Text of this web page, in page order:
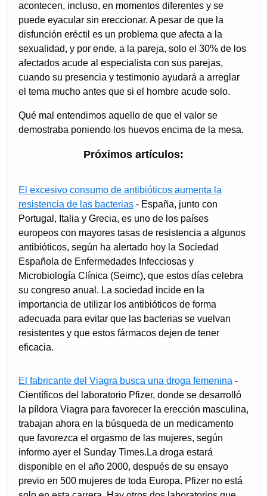
acontecen, incluso, en momentos diferentes y se
puede eyacular sin ereccionar. A pesar de que la
disfunción eréctil es un problema que afecta a la
sexualidad, y por ende, a la pareja, solo el 30% de los
afectados acude al especialista con sus parejas,
cuando su presencia y testimonio ayudará a arreglar
el tema mucho antes que si el hombre acude solo.
Qué mal entendimos aquello de que el valor se
demostraba poniendo los huevos encima de la mesa.
Próximos artículos:
El excesivo consumo de antibióticos aumenta la
resistencia de las bacterias - España, junto con
Portugal, Italia y Grecia, es uno de los países
europeos con mayores tasas de resistencia a algunos
antibióticos, según ha alertado hoy la Sociedad
Española de Enfermedades Infecciosas y
Microbiología Clínica (Seimc), que estos días celebra
su congreso anual. La sociedad incide en la
importancia de utilizar los antibióticos de forma
adecuada para evitar que las bacterias se vuelvan
resistentes y que estos fármacos dejen de tener
eficacia.
El fabricante del Viagra busca una droga femenina -
Científicos del laboratorio Pfizer, donde se desarrolló
la píldora Viagra para favorecer la erección masculina,
trabajan ahora en la búsqueda de un medicamento
que favorezca el orgasmo de las mujeres, según
informo ayer el Sunday Times.La droga estará
disponible en el año 2000, después de su ensayo
previo en 500 mujeres de toda Europa. Pfizer no está